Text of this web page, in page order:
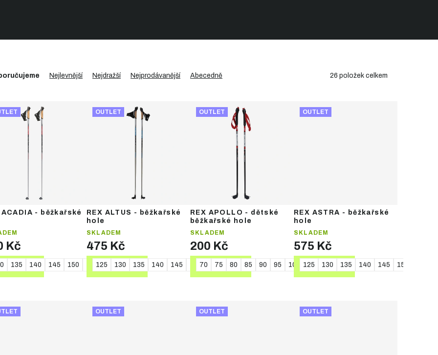
Nejlevnější Nejdražší Nejprodávanější Abecedně 26 položek celkem
ACADIA - běžkařské
Kč
135 140 145 150 155 160 165 170
OUTLET
REX ALTUS - běžkařské
hole
SKLADEM
475 Kč
DETAIL
125 130 135 140 145 150 155 160
OUTLET
REX APOLLO - dětské
běžkařské hole
SKLADEM
200 Kč
DETAIL
70 75 80 85 90 95 100 105 110 115 120
OUTLET
REX ASTRA - běžkařské
hole
SKLADEM
575 Kč
DETAIL
125 130 135 140 145 150
OUTLET OUTLET OUTLET